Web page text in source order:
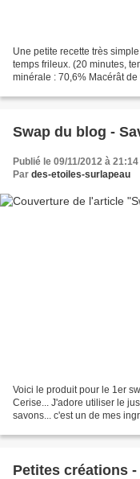
Une petite recette très
temps frileux. (20 minutes,
minérale : 70,6% Macérât
Swap du blog -
Publié le 09/11/2012 à 21:14
Par des-etoiles-surlapeau
Voici le produit pour le 1er
Cerise... J'adore utiliser le
savons... c'est un de mes
Petites créations